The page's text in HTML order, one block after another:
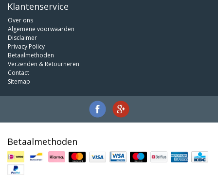
Klantenservice
Over ons
Algemene voorwaarden
Disclaimer
Privacy Policy
Betaalmethoden
Verzenden & Retourneren
Contact
Sitemap
Betaalmethoden